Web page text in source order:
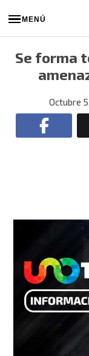
MENÚ
Se forma
Octubre